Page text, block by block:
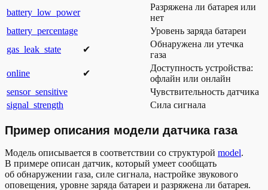
battery_low_power
Разряжена ли батарея или
нет
battery_percentage
Уровень заряда батареи
gas_leak_state
✔︎
Обнаружена ли утечка
газа
online
✔︎
Доступность устройства:
офлайн или онлайн
sensor_sensitive
Чувствительность датчика
signal_strength
Сила сигнала
Пример описания модели датчика газа
Модель описывается в соответствии со структурой model.
В примере описан датчик, который умеет сообщать
об обнаружении газа, силе сигнала, настройке звукового
оповещения, уровне заряда батареи и разряжена ли батарея.